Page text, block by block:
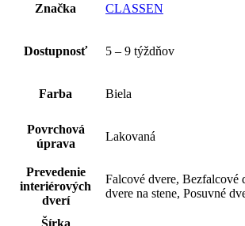
Značka CLASSEN
Dostupnosť 5 – 9 týždňov
Farba Biela
Povrchová
úprava
Lakovaná
Prevedenie
interiérových
dverí
Falcové dvere, Bezfalcové
dvere na stene, Posuvné
Šírka